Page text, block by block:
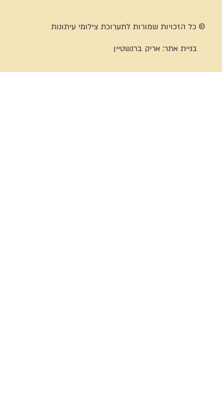
© כל הזכויות שמורות לתערוכת צילומי עיתונות
בניית אתר:אריק ברנשטיין